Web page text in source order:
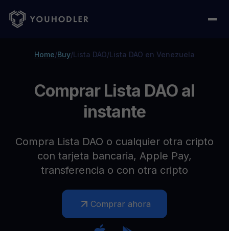
Home/Buy/Lista DAO/Lista DAO en Venezuela
Comprar Lista DAO al
instante
Compra Lista DAO o cualquier otra cripto
con tarjeta bancaria, Apple Pay,
transferencia o con otra cripto
Comprar ahora